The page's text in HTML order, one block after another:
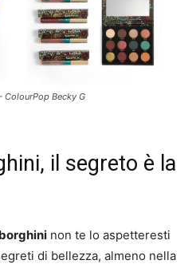
ColourPop Becky G
il segreto è la
non te lo aspetteresti
di bellezza, almeno nella